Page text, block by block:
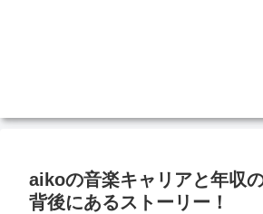
aikoの音楽キャリアと年収
背後にあるストーリー！